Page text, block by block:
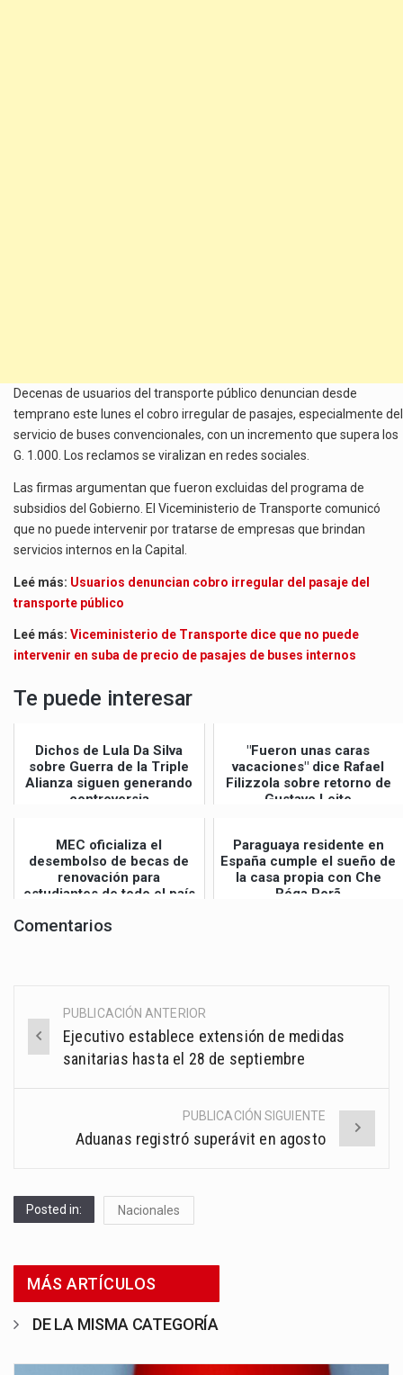
Decenas de usuarios del transporte público denuncian desde
temprano este lunes el cobro irregular de pasajes, especialmente del
servicio de buses convencionales, con un incremento que supera los
G. 1.000. Los reclamos se viralizan en redes sociales.
Las firmas argumentan que fueron excluidas del programa de
subsidios del Gobierno. El Viceministerio de Transporte comunicó
que no puede intervenir por tratarse de empresas que brindan
servicios internos en la Capital.
Leé más: Usuarios denuncian cobro irregular del pasaje del
transporte público
Leé más: Viceministerio de Transporte dice que no puede
intervenir en suba de precio de pasajes de buses internos
Te puede interesar
Dichos de Lula Da Silva
sobre Guerra de la Triple
Alianza siguen generando
controversia
"Fueron unas caras
vacaciones" dice Rafael
Filizzola sobre retorno de
Gustavo Leite
MEC oficializa el
desembolso de becas de
renovación para
estudiantes de todo el país
Paraguaya residente en
España cumple el sueño de
la casa propia con Che
Róga Porã
Comentarios
Post
navigation
PUBLICACIÓN ANTERIOR
Ejecutivo establece extensión de medidas
sanitarias hasta el 28 de septiembre
PUBLICACIÓN SIGUIENTE
Aduanas registró superávit en agosto
Posted in: Nacionales
MÁS ARTÍCULOS
DE LA MISMA CATEGORÍA